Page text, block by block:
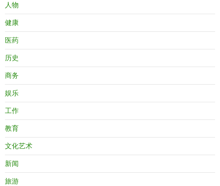
人物
健康
医药
历史
商务
娱乐
工作
教育
文化艺术
新闻
旅游